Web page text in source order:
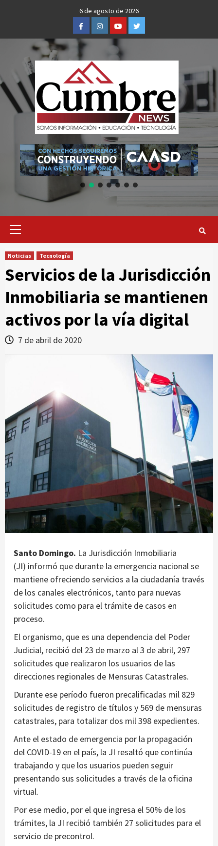
6 de agosto de 2026
FacebookInstagramYoutubeTwitter
Primary
Noticias Tecnología
Servicios de la Jurisdicción
Inmobiliaria se mantienen
activos por la vía digital
7 de abril de 2020
Santo Domingo. La Jurisdicción Inmobiliaria
(JI) informó que durante la emergencia nacional se
mantiene ofreciendo servicios a la ciudadanía través
de los canales electrónicos, tanto para nuevas
solicitudes como para el trámite de casos en
proceso.
El organismo, que es una dependencia del Poder
Judicial, recibió del 23 de marzo al 3 de abril, 297
solicitudes que realizaron los usuarios de las
direcciones regionales de Mensuras Catastrales.
Durante ese período fueron precalificadas mil 829
solicitudes de registro de títulos y 569 de mensuras
catastrales, para totalizar dos mil 398 expedientes.
Ante el estado de emergencia por la propagación
del COVID-19 en el país, la JI resaltó que continúa
trabajando y que los usuarios pueden seguir
presentando sus solicitudes a través de la oficina
virtual.
Por ese medio, por el que ingresa el 50% de los
trámites, la JI recibió también 27 solicitudes para el
servicio de precontrol.